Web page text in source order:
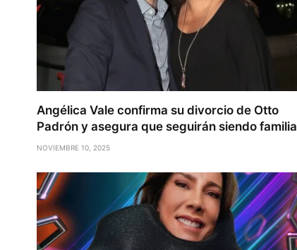
Angélica Vale confirma su divorcio de Otto
Padrón y asegura que seguirán siendo familia
NOVIEMBRE 10, 2025